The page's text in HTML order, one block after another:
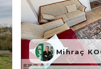
Mihraç